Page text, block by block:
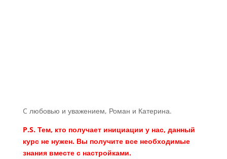
C любовью и уважением, Роман и Катерина.
P.S. Тем, кто получает инициации у нас, данный
курс не нужен. Вы получите все необходимые
знания вместе с настройками.